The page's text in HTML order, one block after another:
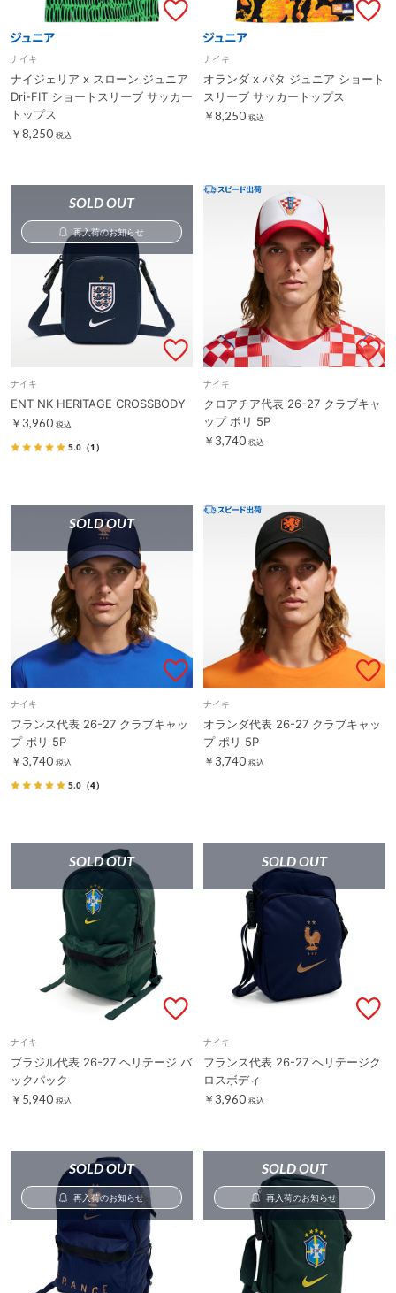
ナイキ
ナイジェリア x スローン ジュニア
Dri-FIT ショートスリーブ サッカー
トップス
￥8,250 税込
ナイキ
オランダ x パタ ジュニア ショート
スリーブ サッカートップス
￥8,250 税込
SOLD OUT
再入荷のお知らせ
ナイキ
ENT NK HERITAGE CROSSBODY
￥3,960 税込
5.0 （1）
ナイキ
クロアチア代表 26-27 クラブキャ
ップ ポリ 5P
￥3,740 税込
SOLD OUT
ナイキ
フランス代表 26-27 クラブキャッ
プ ポリ 5P
￥3,740 税込
5.0 （4）
ナイキ
オランダ代表 26-27 クラブキャッ
プ ポリ 5P
￥3,740 税込
SOLD OUT
ナイキ
ブラジル代表 26-27 ヘリテージ バ
ックパック
￥5,940 税込
SOLD OUT
ナイキ
フランス代表 26-27 ヘリテージク
ロスボディ
￥3,960 税込
SOLD OUT
再入荷のお知らせ
SOLD OUT
再入荷のお知らせ